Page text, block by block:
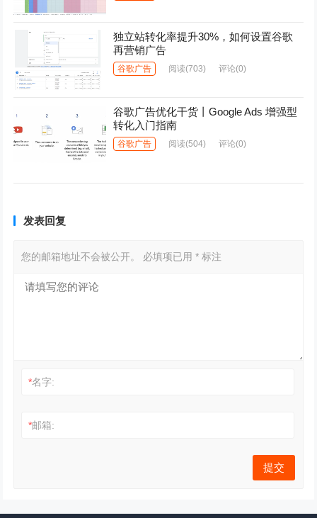
独立站转化率提升30%，如何设置谷歌
再营销广告
谷歌广告 阅读(703) 评论(0)
谷歌广告优化干货丨Google Ads 增强型
转化入门指南
谷歌广告 阅读(504) 评论(0)
发表回复
您的邮箱地址不会被公开。 必填项已用* 标注
*名字:
*邮箱: